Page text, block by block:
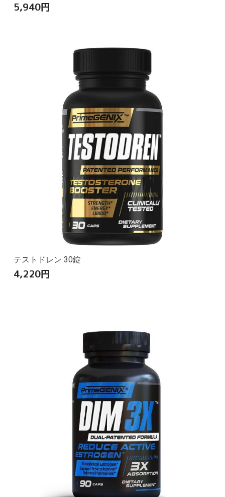
5,940円
テストドレン 30錠
4,220円